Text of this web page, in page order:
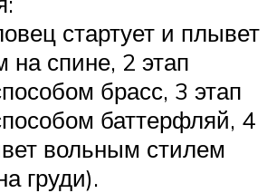
стартует и плывет
на спине, 2 этап
брасс, 3 этап
баттерфляй, 4
вольным стилем
груди).